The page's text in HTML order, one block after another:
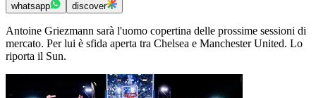
whatsapp discover
Antoine Griezmann sarà l'uomo copertina delle prossime sessioni di
mercato. Per lui è sfida aperta tra Chelsea e Manchester United. Lo
riporta il Sun.